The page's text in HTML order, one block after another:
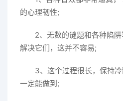
的心理韧性;
2、无数的谜题和各种陷
解决它们，这并不容易;
3、这个过程很长，保持
一定能做到;